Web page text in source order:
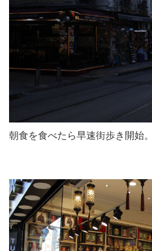
朝食を食べたら早速街歩き開始。